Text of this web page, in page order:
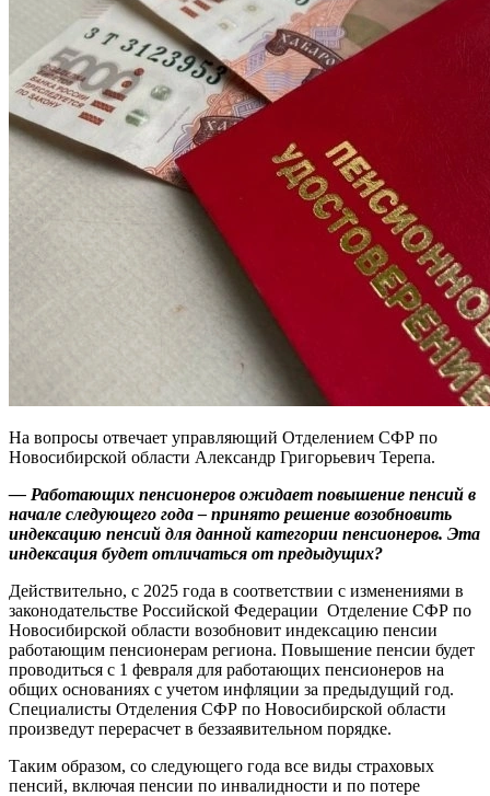
На вопросы отвечает управляющий Отделением СФР по
Новосибирской области Александр Григорьевич Терепа.
— Работающих пенсионеров ожидает повышение пенсий в
начале следующего года – принято решение возобновить
индексацию пенсий для данной категории пенсионеров. Эта
индексация будет отличаться от предыдущих?
Действительно, с 2025 года в соответствии с изменениями в
законодательстве Российской Федерации Отделение СФР по
Новосибирской области возобновит индексацию пенсии
работающим пенсионерам региона. Повышение пенсии будет
проводиться с 1 февраля для работающих пенсионеров на
общих основаниях с учетом инфляции за предыдущий год.
Специалисты Отделения СФР по Новосибирской области
произведут перерасчет в беззаявительном порядке.
Таким образом, со следующего года все виды страховых
пенсий, включая пенсии по инвалидности и по потере